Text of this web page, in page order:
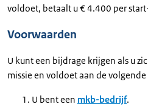
voldoet, betaalt u € 4.400 per
Voorwaarden
U kunt een bijdrage krijgen als u
missie en voldoet aan de
U bent een mkb-bedrijf.